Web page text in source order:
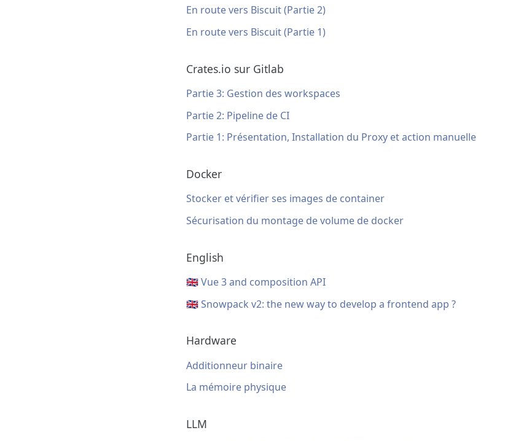
En route vers Biscuit (Partie 2)
En route vers Biscuit (Partie 1)
Crates.io sur Gitlab
Partie 3: Gestion des workspaces
Partie 2: Pipeline de CI
Partie 1: Présentation, Installation du Proxy et action manuelle
Docker
Stocker et vérifier ses images de container
Sécurisation du montage de volume de docker
English
🇬🇧 Vue 3 and composition API
🇬🇧 Snowpack v2: the new way to develop a frontend app ?
Hardware
Additionneur binaire
La mémoire physique
LLM